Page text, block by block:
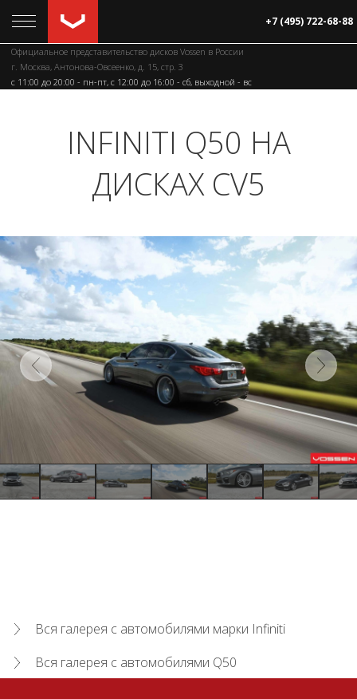
+7 (495) 722-68-88
Официальное представительство дисков Vossen в России
г. Москва, Антонова-Овсеенко, д. 15, стр. 3
c 11:00 до 20:00 - пн-пт, с 12:00 до 16:00 - сб, выходной - вс
INFINITI Q50 НА
ДИСКАХ CV5
Вся галерея с автомобилями марки Infiniti
Вся галерея с автомобилями Q50